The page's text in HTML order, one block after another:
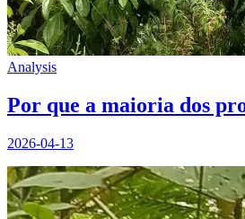
Analysis
Por que a maioria dos
2026-04-13